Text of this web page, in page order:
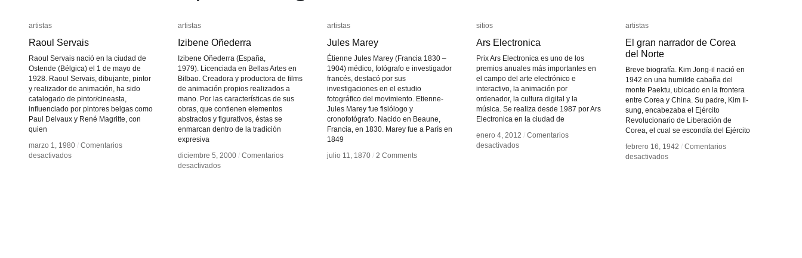
artistas
Raoul Servais
Raoul Servais nació en la ciudad de
Ostende (Bélgica) el 1 de mayo de
1928. Raoul Servais, dibujante, pintor
y realizador de animación, ha sido
catalogado de pintor/cineasta,
influenciado por pintores belgas como
Paul Delvaux y René Magritte, con
quien
marzo 1, 1980 / Comentarios
desactivadosen
artistas
Raoul Servais
marzo 1, 1980 / Comentarios
desactivadosen
artistas
Izibene Oñederra
Izibene Oñederra (España,
1979). Licenciada en Bellas Artes en
Bilbao. Creadora y productora de films
de animación propios realizados a
mano. Por las características de sus
obras, que contienen elementos
abstractos y figurativos, éstas se
enmarcan dentro de la tradición
expresiva
diciembre 5, 2000 / Comentarios
desactivadosen
artistas
Izibene Oñederra
diciembre 5, 2000 / Comentarios
desactivadosen
artistas
Jules Marey
Étienne Jules Marey (Francia 1830 –
1904) médico, fotógrafo e investigador
francés, destacó por sus
investigaciones en el estudio
fotográfico del movimiento. Etienne-
Jules Marey fue fisiólogo y
cronofotógrafo. Nacido en Beaune,
Francia, en 1830. Marey fue a París en
1849
julio 11, 1870 / 2 Comments
artistas
Jules Marey
julio 11, 1870 / 2 Comments
sitios
Ars Electronica
Prix Ars Electronica es uno de los
premios anuales más importantes en
el campo del arte electrónico e
interactivo, la animación por
ordenador, la cultura digital y la
música. Se realiza desde 1987 por Ars
Electronica en la ciudad de
enero 4, 2012 / Comentarios
desactivadosen
sitios
Ars Electronica
enero 4, 2012 / Comentarios
desactivadosen
artistas
El gran narrador de Corea
del Norte
Breve biografía. Kim Jong-il nació en
1942 en una humilde cabaña del
monte Paektu, ubicado en la frontera
entre Corea y China. Su padre, Kim Il-
sung, encabezaba el Ejército
Revolucionario de Liberación de
Corea, el cual se escondía del Ejército
febrero 16, 1942 / Comentarios
desactivadosen
artistas
El gran narrador de Corea
del Norte
febrero 16, 1942 / Comentarios
desactivadosen